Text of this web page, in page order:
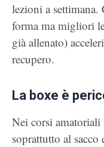
lezioni a
forma ma migliori
già allenato)
recupero.
La boxe è
Nei corsi
soprattutto al